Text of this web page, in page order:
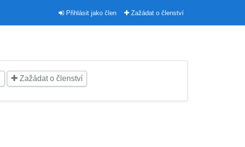
Přihlásit jako člen Zažádat o členství
Zažádat o členství